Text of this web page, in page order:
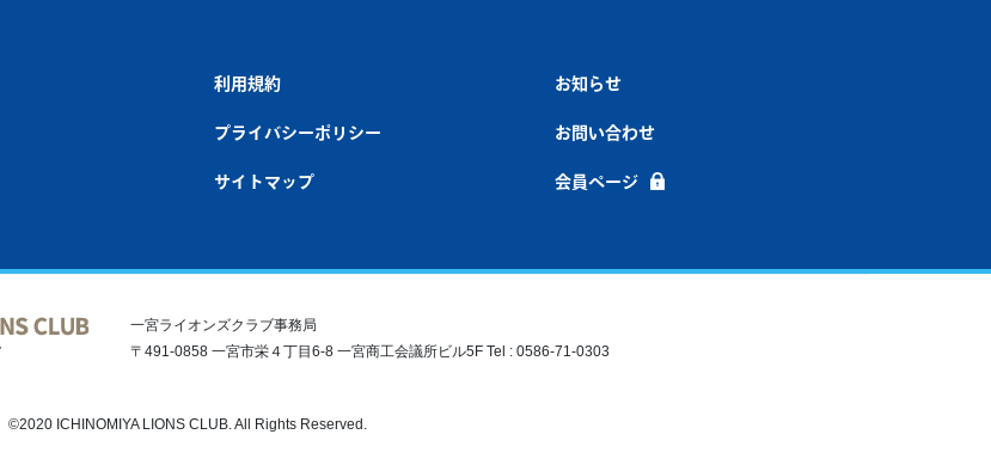
利用規約
プライバシーポリシー
サイトマップ
お知らせ
お問い合わせ
会員ページ
一宮ライオンズクラブ事務局
〒491-0858 一宮市栄４丁目6-8 一宮商工会議所ビル5F Tel : 0586-71-0303
©2020 ICHINOMIYA LIONS CLUB. All Rights Reserved.